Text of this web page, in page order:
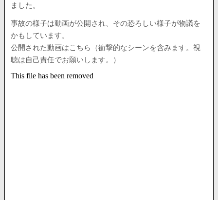
ました。
事故の様子は動画が公開され、その恐ろしい様子が物議を
かもしています。
公開された動画はこちら（衝撃的なシーンを含みます。視
聴は自己責任でお願いします。）